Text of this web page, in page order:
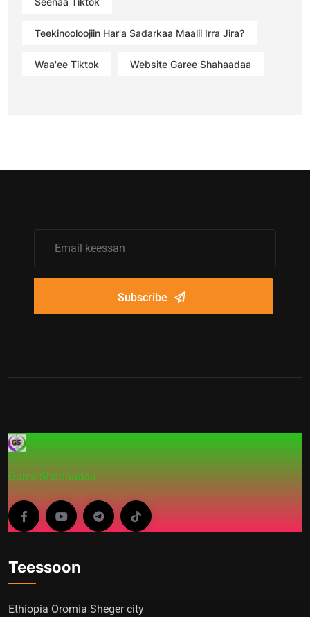
Teekinooloojiin Har'a Sadarkaa Maalii Irra Jira?
Waa'ee Tiktok Website Garee Shahaadaa
Subscribe
Garee-Shahaadaa
Teessoon
Ethiopia Oromia Sheger city